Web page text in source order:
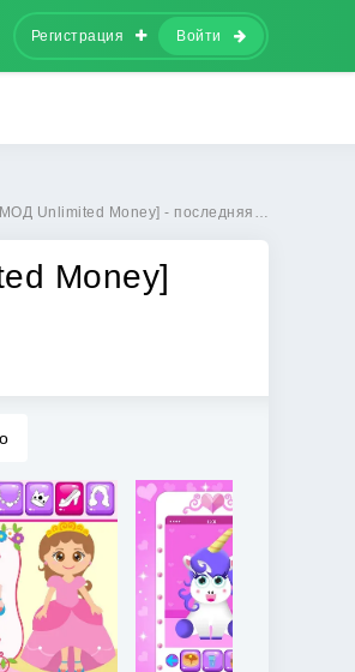
Регистрация Войти
Money] - последняя версия apk на Андроид
Money]